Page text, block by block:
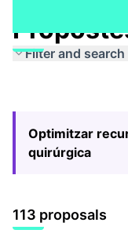
Filter and search
Optimitzar
quirúrgica
113 proposals